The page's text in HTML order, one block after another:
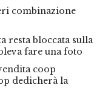
combinazione
resta bloccata sulla
fare una foto
coop
dedicherà la